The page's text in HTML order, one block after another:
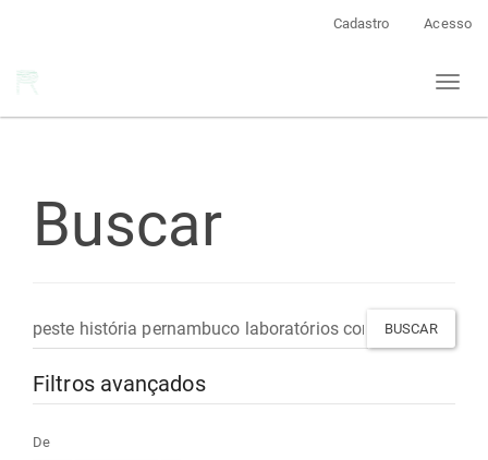
Cadastro Acesso
Toggle
Buscar
Pesquisar
termo
Filtros avançados
De